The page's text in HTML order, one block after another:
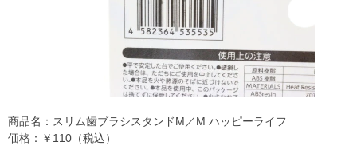
商品名：スリム歯ブラシスタンドM／M ハッピーライフ
価格：￥110（税込）